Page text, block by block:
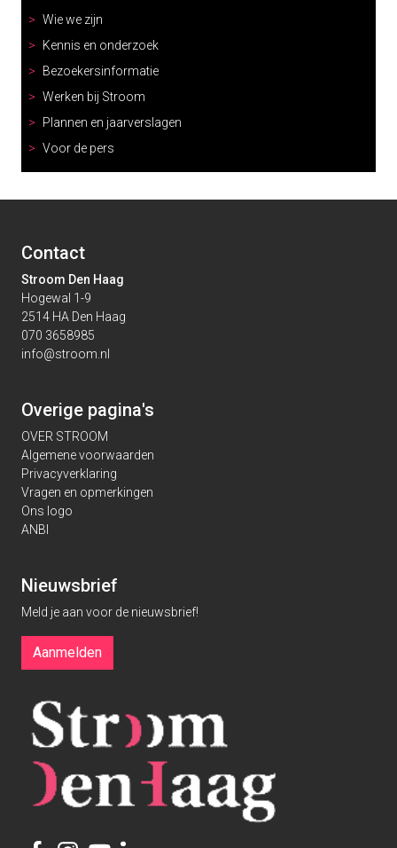
Wie we zijn
Kennis en onderzoek
Bezoekersinformatie
Werken bij Stroom
Plannen en jaarverslagen
Voor de pers
Contact
Stroom Den Haag
Hogewal 1-9
2514 HA Den Haag
070 3658985
info@stroom.nl
Overige pagina's
OVER STROOM
Algemene voorwaarden
Privacyverklaring
Vragen en opmerkingen
Ons logo
ANBI
Nieuwsbrief
Meld je aan voor de nieuwsbrief!
Aanmelden